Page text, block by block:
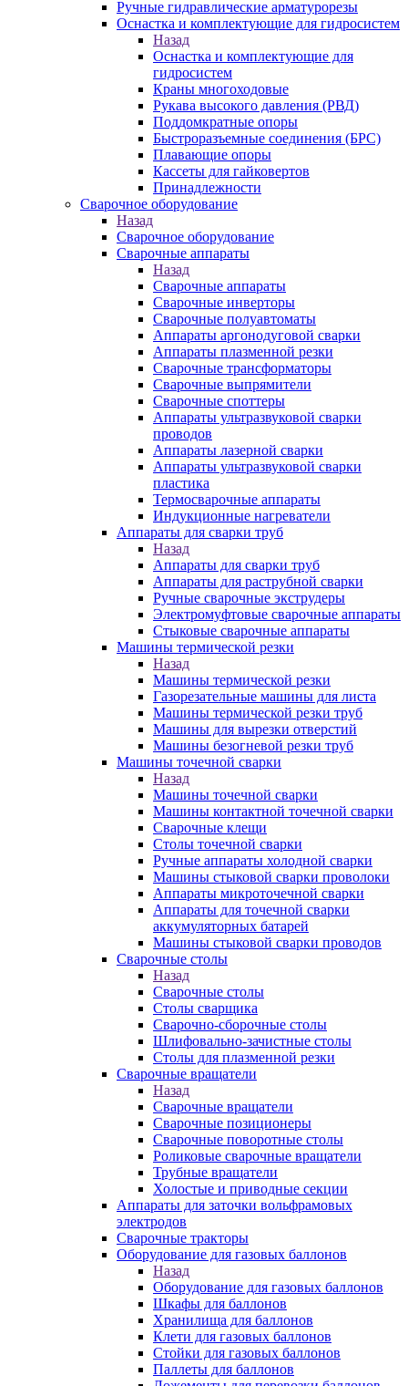
Ручные гидравлические арматурорезы
Оснастка и комплектующие для гидросистем
Назад
Оснастка и комплектующие для
гидросистем
Краны многоходовые
Рукава высокого давления (РВД)
Поддомкратные опоры
Быстроразъемные соединения (БРС)
Плавающие опоры
Кассеты для гайковертов
Принадлежности
Сварочное оборудование
Назад
Сварочное оборудование
Сварочные аппараты
Назад
Сварочные аппараты
Сварочные инверторы
Сварочные полуавтоматы
Аппараты аргонодуговой сварки
Аппараты плазменной резки
Сварочные трансформаторы
Сварочные выпрямители
Сварочные споттеры
Аппараты ультразвуковой сварки
проводов
Аппараты лазерной сварки
Аппараты ультразвуковой сварки
пластика
Термосварочные аппараты
Индукционные нагреватели
Аппараты для сварки труб
Назад
Аппараты для сварки труб
Аппараты для раструбной сварки
Ручные сварочные экструдеры
Электромуфтовые сварочные аппараты
Стыковые сварочные аппараты
Машины термической резки
Назад
Машины термической резки
Газорезательные машины для листа
Машины термической резки труб
Машины для вырезки отверстий
Машины безогневой резки труб
Машины точечной сварки
Назад
Машины точечной сварки
Машины контактной точечной сварки
Сварочные клещи
Столы точечной сварки
Ручные аппараты холодной сварки
Машины стыковой сварки проволоки
Аппараты микроточечной сварки
Аппараты для точечной сварки
аккумуляторных батарей
Машины стыковой сварки проводов
Сварочные столы
Назад
Сварочные столы
Столы сварщика
Сварочно-сборочные столы
Шлифовально-зачистные столы
Столы для плазменной резки
Сварочные вращатели
Назад
Сварочные вращатели
Сварочные позиционеры
Сварочные поворотные столы
Роликовые сварочные вращатели
Трубные вращатели
Холостые и приводные секции
Аппараты для заточки вольфрамовых
электродов
Сварочные тракторы
Оборудование для газовых баллонов
Назад
Оборудование для газовых баллонов
Шкафы для баллонов
Хранилища для баллонов
Клети для газовых баллонов
Стойки для газовых баллонов
Паллеты для баллонов